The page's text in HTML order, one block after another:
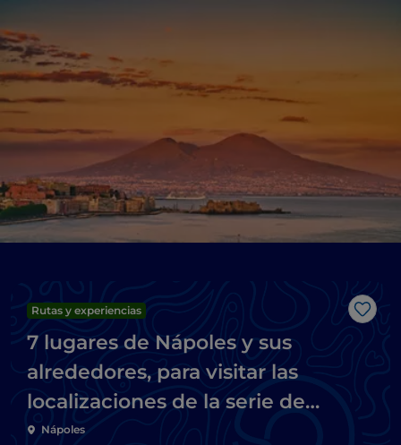
Me
Rutas y experiencias
7 lugares de Nápoles y sus
alrededores, para visitar las
localizaciones de la serie de
televisión Mare fuori
Nápoles